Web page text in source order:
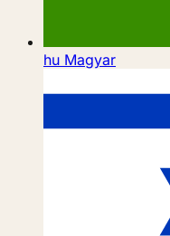
hu Magyar